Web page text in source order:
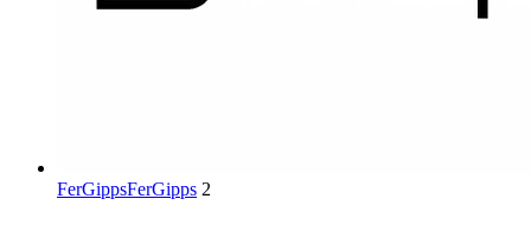
FerGippsFerGipps 2